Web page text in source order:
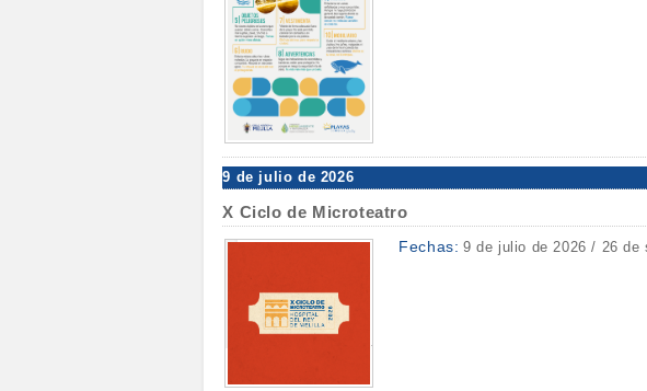
9 de julio de 2026
X Ciclo de Microteatro
Fechas: 9 de julio de 2026 / 26 de